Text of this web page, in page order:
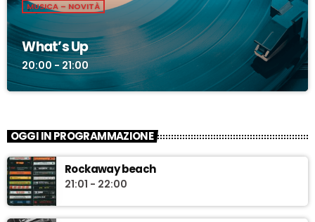
MUSICA – NOVITÀ
What’s Up
20:00 - 21:00
OGGI IN PROGRAMMAZIONE
Rockaway beach
21:01 - 22:00